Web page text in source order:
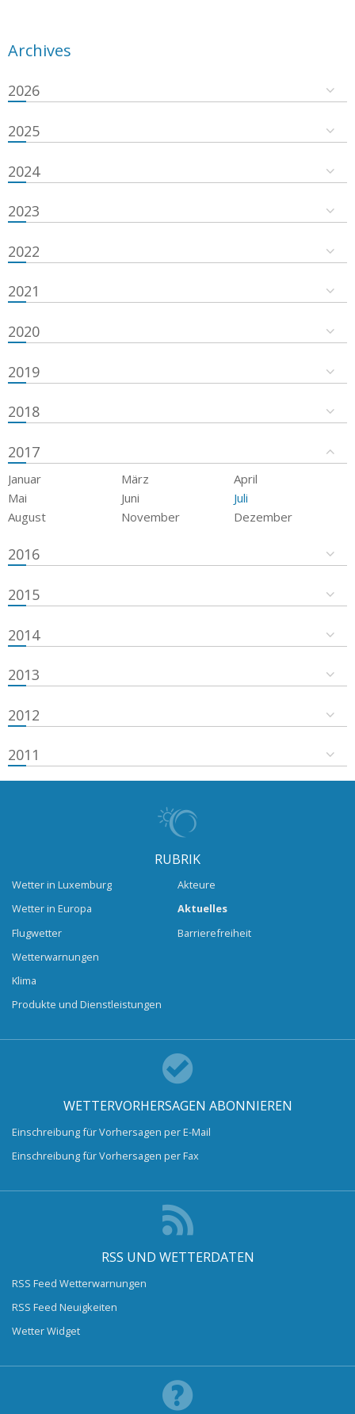
Archives
2026
2025
2024
2023
2022
2021
2020
2019
2018
2017
Januar März
April
Mai
Juni
Juli
August
November Dezember
2016
2015
2014
2013
2012
2011
RUBRIK
Wetter in Luxemburg
Wetter in Europa
Flugwetter
Wetterwarnungen
Klima
Produkte und Dienstleistungen
Akteure
Aktuelles
Barrierefreiheit
WETTERVORHERSAGEN ABONNIEREN
Einschreibung für Vorhersagen per E-Mail
Einschreibung für Vorhersagen per Fax
RSS UND WETTERDATEN
RSS Feed Wetterwarnungen
RSS Feed Neuigkeiten
Wetter Widget